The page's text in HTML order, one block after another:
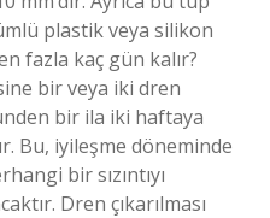
plastik veya silikon
fazla kaç gün kalır?
bir veya iki dren
bir ila iki haftaya
Bu, iyileşme döneminde
bir sızıntıyı
Dren çıkarılması